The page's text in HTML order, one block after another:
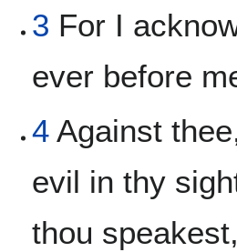
3 For I
ever before
4 Against
evil in thy
thou